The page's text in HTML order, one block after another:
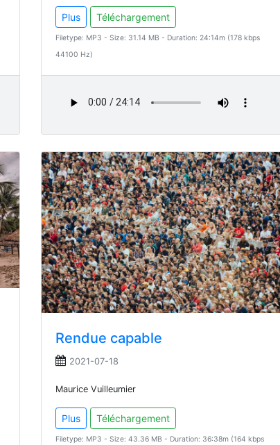
Plus Téléchargement
Filetype: MP3 - Size: 31.14 MB - Duration: 24:14m (178 kbps
44100 Hz)
Rendue capable
2021-07-18
Maurice Vuilleumier
Plus Téléchargement
Filetype: MP3 - Size: 43.36 MB - Duration: 36:38m (164 kbps